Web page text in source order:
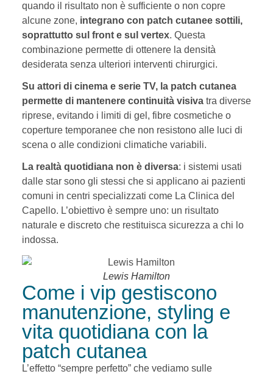
quando il risultato non è sufficiente o non copre
alcune zone, integrano con patch cutanee sottili,
soprattutto sul front e sul vertex. Questa
combinazione permette di ottenere la densità
desiderata senza ulteriori interventi chirurgici.
Su attori di cinema e serie TV, la patch cutanea
permette di mantenere continuità visiva tra diverse
riprese, evitando i limiti di gel, fibre cosmetiche o
coperture temporanee che non resistono alle luci di
scena o alle condizioni climatiche variabili.
La realtà quotidiana non è diversa: i sistemi usati
dalle star sono gli stessi che si applicano ai pazienti
comuni in centri specializzati come La Clinica del
Capello. L’obiettivo è sempre uno: un risultato
naturale e discreto che restituisca sicurezza a chi lo
indossa.
Lewis Hamilton
Come i vip gestiscono
manutenzione, styling e
vita quotidiana con la
patch cutanea
L’effetto “sempre perfetto” che vediamo sulle